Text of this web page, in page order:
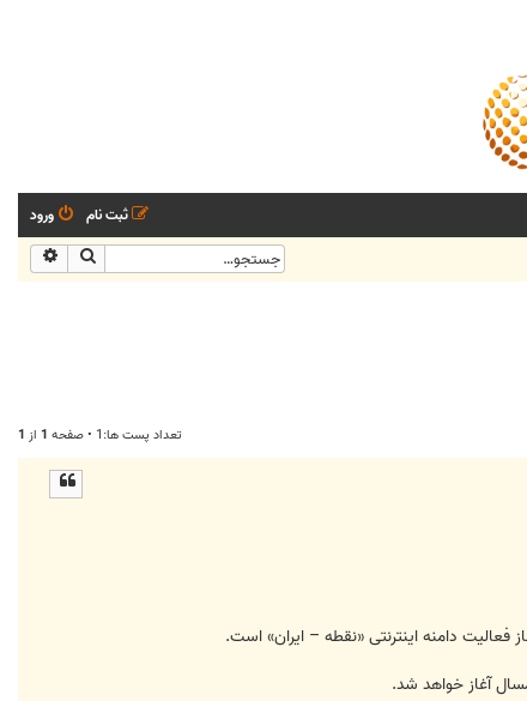
ورود
ثبت نام
جستجو
تعداد پست ها:1 • صفحه 1 از 1
آغاز خواهد شد.